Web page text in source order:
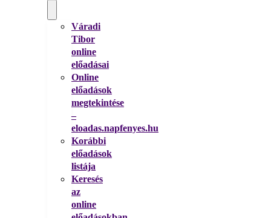
Váradi
Tibor
online
előadásai
Online
előadások
megtekintése
–
eloadas.napfenyes.hu
Korábbi
előadások
listája
Keresés
az
online